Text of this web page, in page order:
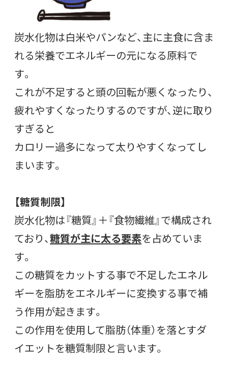
炭水化物は白米やパンなど、主に主食に含ま
れる栄養でエネルギーの元になる原料で
す。
これが不足すると頭の回転が悪くなったり、
疲れやすくなったりするのですが、逆に取り
すぎると
カロリー過多になって太りやすくなってし
まいます。
【糖質制限】
炭水化物は『糖質』＋『食物繊維』で構成され
ており、糖質が主に太る要素を占めていま
す。
この糖質をカットする事で不足したエネル
ギーを脂肪をエネルギーに変換する事で補
う作用が起きます。
この作用を使用して脂肪（体重）を落とすダ
イエットを糖質制限と言います。